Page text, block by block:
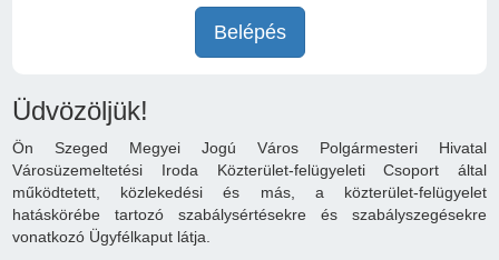
Belépés
Üdvözöljük!
Ön Szeged Megyei Jogú Város Polgármesteri Hivatal
Városüzemeltetési Iroda Közterület-felügyeleti Csoport által
működtetett, közlekedési és más, a közterület-felügyelet
hatáskörébe tartozó szabálysértésekre és szabályszegésekre
vonatkozó Ügyfélkaput látja.